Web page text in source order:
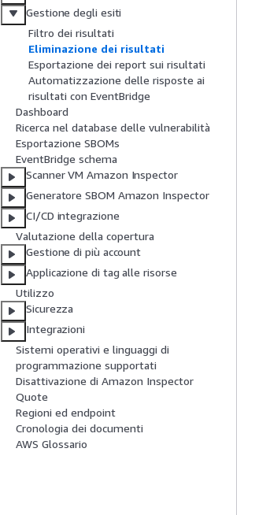
Gestione degli esiti
Filtro dei risultati
Eliminazione dei risultati
Esportazione dei report sui risultati
Automatizzazione delle risposte ai
risultati con EventBridge
Dashboard
Ricerca nel database delle vulnerabilità
Esportazione SBOMs
EventBridge schema
Scanner VM Amazon Inspector
Generatore SBOM Amazon Inspector
CI/CD integrazione
Valutazione della copertura
Gestione di più account
Applicazione di tag alle risorse
Utilizzo
Sicurezza
Integrazioni
Sistemi operativi e linguaggi di
programmazione supportati
Disattivazione di Amazon Inspector
Quote
Regioni ed endpoint
Cronologia dei documenti
AWS Glossario